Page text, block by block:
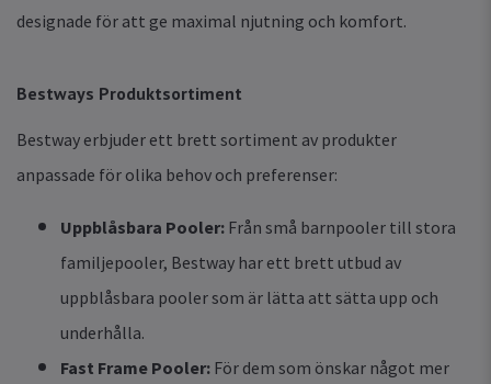
designade för att ge maximal njutning och komfort.
Bestways Produktsortiment
Bestway erbjuder ett brett sortiment av produkter
anpassade för olika behov och preferenser:
Uppblåsbara Pooler: Från små barnpooler till stora
familjepooler, Bestway har ett brett utbud av
uppblåsbara pooler som är lätta att sätta upp och
underhålla.
Fast Frame Pooler: För dem som önskar något mer